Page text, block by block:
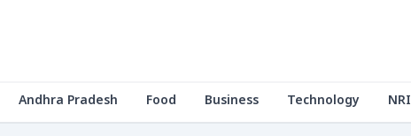
Andhra Pradesh Food Business Technology NRI